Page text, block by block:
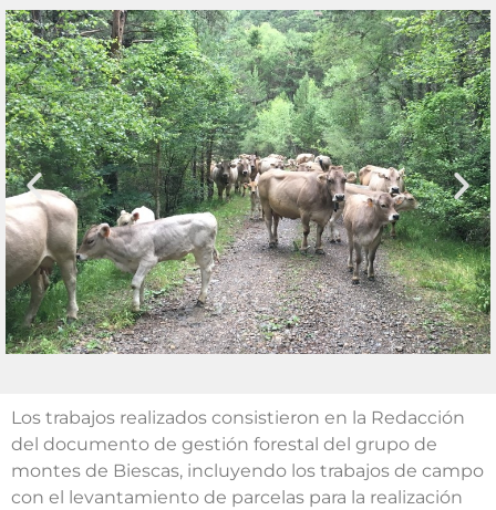
Los trabajos realizados consistieron en la Redacción
del documento de gestión forestal del grupo de
montes de Biescas, incluyendo los trabajos de campo
con el levantamiento de parcelas para la realización